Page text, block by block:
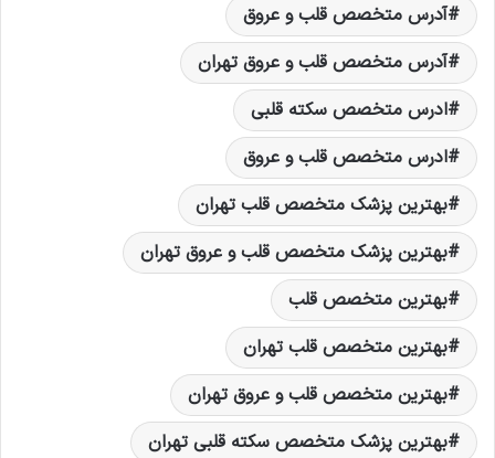
آدرس متخصص قلب و عروق
آدرس متخصص قلب و عروق تهران
ادرس متخصص سکته قلبی
ادرس متخصص قلب و عروق
بهترين پزشک متخصص قلب تهران
بهترين پزشک متخصص قلب و عروق تهران
بهترين متخصص قلب
بهترين متخصص قلب تهران
بهترين متخصص قلب و عروق تهران
بهترین پزشک متخصص سکته قلبی تهران